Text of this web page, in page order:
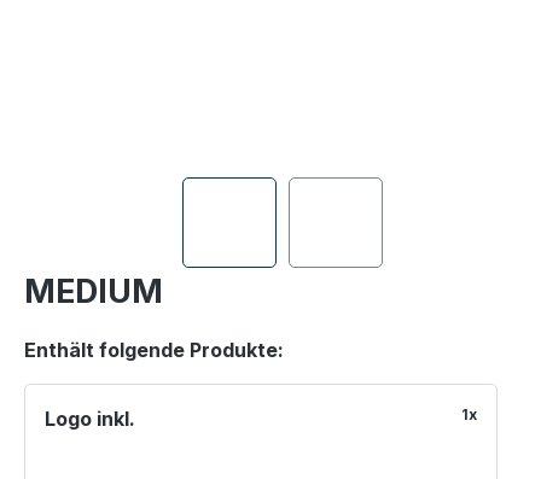
MEDIUM
Enthält folgende Produkte:
Logo inkl. 1x